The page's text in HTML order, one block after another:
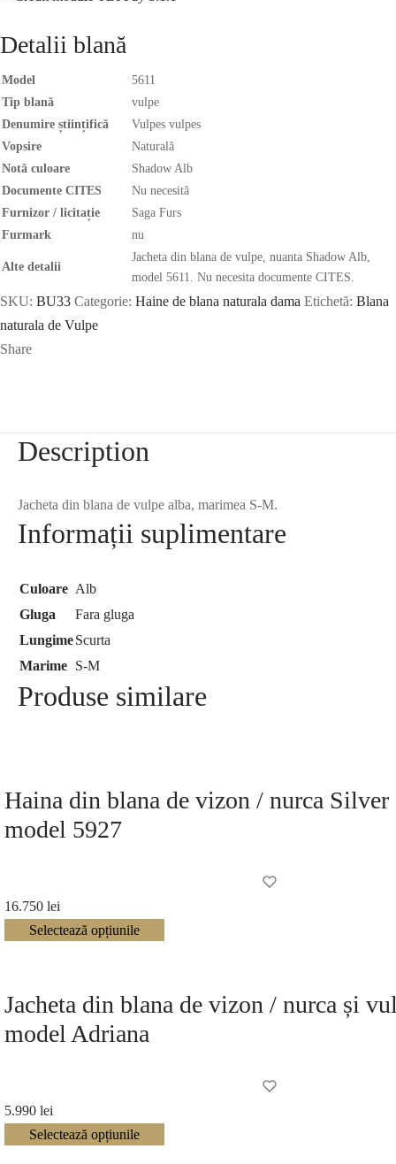
Detalii blană
Model
5611
Tip blană
vulpe
Denumire științifică
Vulpes vulpes
Vopsire
Naturală
Notă culoare
Shadow Alb
Documente CITES
Nu necesită
Furnizor / licitație
Saga Furs
Furmark
nu
Alte detalii
Jacheta din blana de vulpe, nuanta Shadow Alb,
model 5611. Nu necesita documente CITES.
SKU: BU33 Categorie: Haine de blana naturala dama Etichetă: Blana
naturala de Vulpe
Share
Description
Jacheta din blana de vulpe alba, marimea S-M.
Informații suplimentare
Culoare Alb
Gluga
Fara gluga
LungimeScurta
Marime S-M
Produse similare
Haina din blana de vizon / nurca
model 5927
16.750 lei
Selectează opțiunile
Jacheta din blana de vizon / nurca și
model Adriana
5.990 lei
Selectează opțiunile